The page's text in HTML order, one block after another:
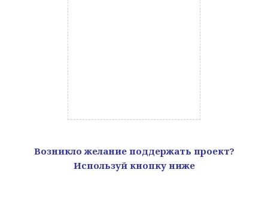
Возникло желание поддержать проект?
Используй кнопку ниже